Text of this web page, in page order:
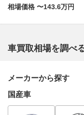
相場価格 〜143.6万円
車買取相場を調べ
メーカーから探す
国産車